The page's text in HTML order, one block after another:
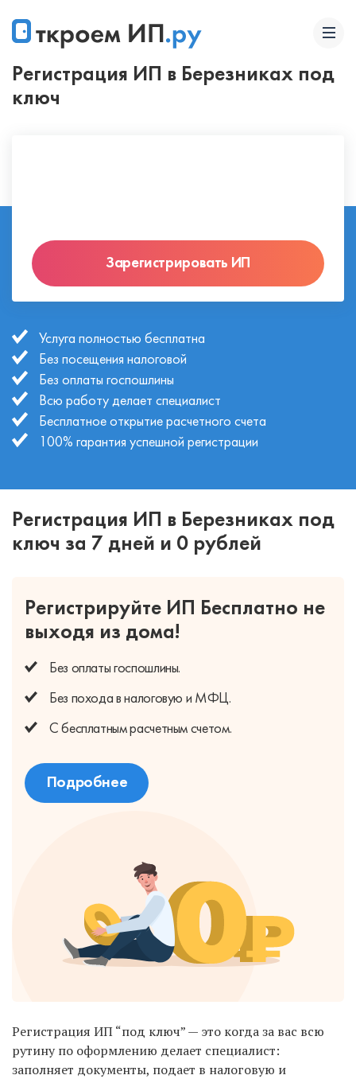
Регистрация ИП в Березниках под
ключ
Зарегистрировать ИП
Услуга полностью бесплатна
Без посещения налоговой
Без оплаты госпошлины
Всю работу делает специалист
Бесплатное открытие расчетного счета
100% гарантия успешной регистрации
Регистрация ИП в Березниках под
ключ за 7 дней и 0 рублей
Регистрируйте ИП Бесплатно не
выходя из дома!
Без оплатыгоспошлины.
Без походав налоговую и МФЦ.
С бесплатнымрасчетным счетом.
Подробнее
Регистрация ИП “под ключ” — это когда за вас всю
рутину по оформлению делает специалист:
заполняет документы, подает в налоговую и